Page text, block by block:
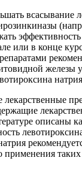
всасывание
или в конце
железы
описаны
применения